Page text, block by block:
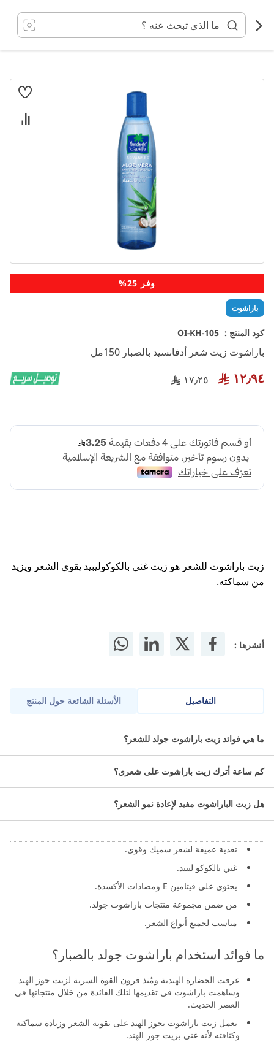
المحتوى
باراشوت
كود المنتج : OI-KH-105
باراشوت زيت شعر أدفانسيد بالصبار 150مل
١٢٫٩٤ ١٧٫٢٥
زيت باراشوت للشعر هو زيت غني بالكوكوليبيد يقوي الشعر ويزيد
من سماكته.
أنشرها :
انتقل
تخطي
إلى
بداية
معرض
الصور
وفر 25%
التفاصيل
زيت شعر غني بجوز الهند والصبار لشعر اقوى وانعم وحريري.
ما هي مواصفات باراشوت جولد زيت شعر
بالصبار؟
زيت جوز الهند للشعر.
تغذية عميقة لشعر سميك وقوي.
غني بالكوكو ليبيد.
يحتوي على فيتامين E ومضادات الأكسدة.
من ضمن مجموعة منتجات باراشوت جولد.
مناسب لجميع أنواع الشعر.
ما فوائد استخدام باراشوت جولد بالصبار؟
عرفت الحضارة الهندية ومُنذ قرون القوة السرية لزيت جوز الهند
وساهمت باراشوت في تقديمها لتلك الفائدة من خلال منتجاتها في
العصر الحديث.
يعمل زيت باراشوت بجوز الهند على تقوية الشعر وزيادة سماكته
وكثافته لأنه غني بزيت جوز الهند.
الأسئلة الشائعة حول المنتج
ما هي فوائد زيت باراشوت جولد للشعر؟
كم ساعة أترك زيت باراشوت على شعري؟
هل زيت الباراشوت مفيد لإعادة نمو الشعر؟